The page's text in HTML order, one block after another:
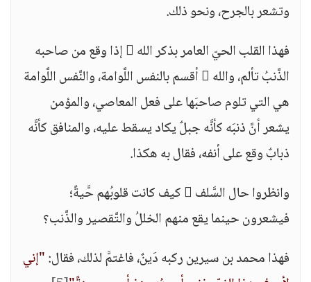
وتشعر بالجرح، ونحو ذلك.
فهذا القلب الحيّ العامر بذكر الله  إذا وقع من صاحبه
الذَّنبُ تألم، والله  أقسم بالنفس اللَّوامة، والنَّفس اللَّوامة
هي التي تلوم صاحبَها على فعل المعاصي، والمؤمن
يشعر أنَّ ذنبَه كأنَّه جبلٌ يكاد يسقط عليه، والمنافق كأنَّه
ذبابٌ وقع على أنفه، فقال به هكذا.
وانظروا حال السَّلف  كيف كانت قلوبُهم حَّيةً؛
فيشعرون حينما يقع منهم الخللُ والتَّقصير والذَّنب؟
فهذا محمد بن سيرين ركبه دَينٌ، فاغتمَّ لذلك، فقال:"إني